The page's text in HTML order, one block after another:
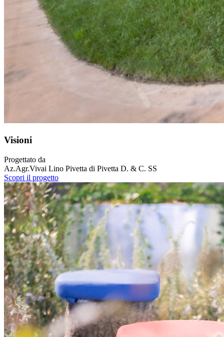
Visioni
Progettato da
Az.Agr.Vivai Lino Pivetta di Pivetta D. & C. SS
Scopri il progetto